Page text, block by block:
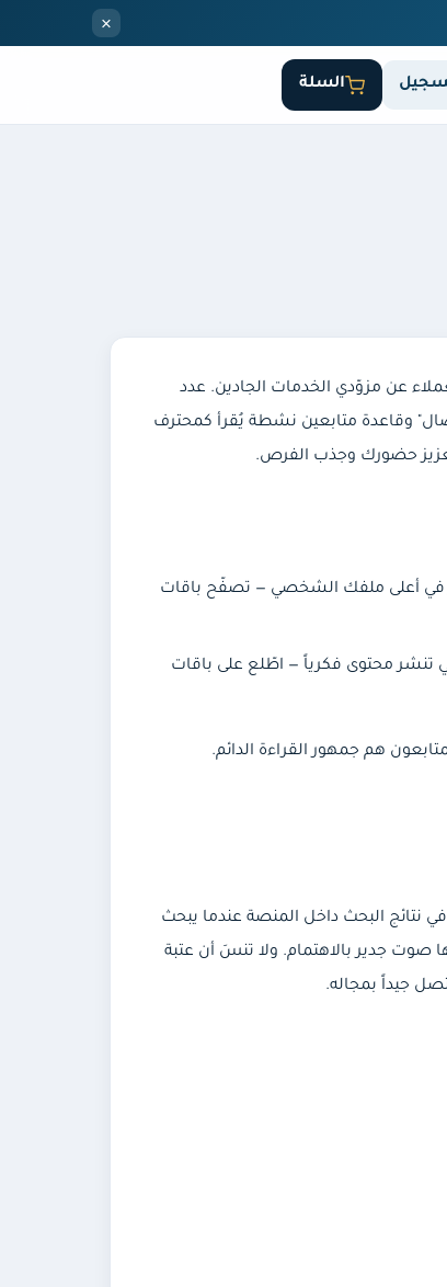
×
السلة
عن مزوّدي الخدمات الجادين. عدد
والمتابعين على الحساب أو الصفحة يُشكّل جزءاً مهماً من المصداقية المهنية — فالملف الذي يحمل شارة "+500 اتصال" وقاعدة متابعين نشطة يُقرأ كمحترف
حضورك وجذب الفرص.
في أعلى ملفك الشخصي — تصفّح باقات
تنشر محتوى فكرياً — اطّلع على باقات
هم جمهور القراءة الدائم.
البحث داخل المنصة عندما يبحث
صوت جدير بالاهتمام. ولا تنسَ أن عتبة